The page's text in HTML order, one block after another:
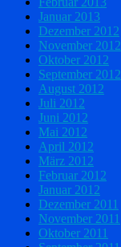
Januar 2013
Dezember 2012
November 2012
Oktober 2012
September 2012
August 2012
Juli 2012
Juni 2012
Mai 2012
April 2012
März 2012
Februar 2012
Januar 2012
Dezember 2011
November 2011
Oktober 2011